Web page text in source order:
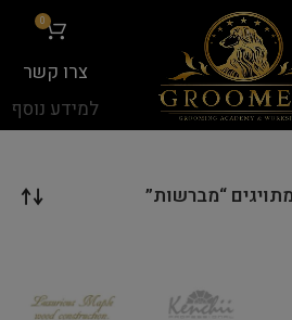
0
צרו קשר
למידע נוסף
“מברשות”